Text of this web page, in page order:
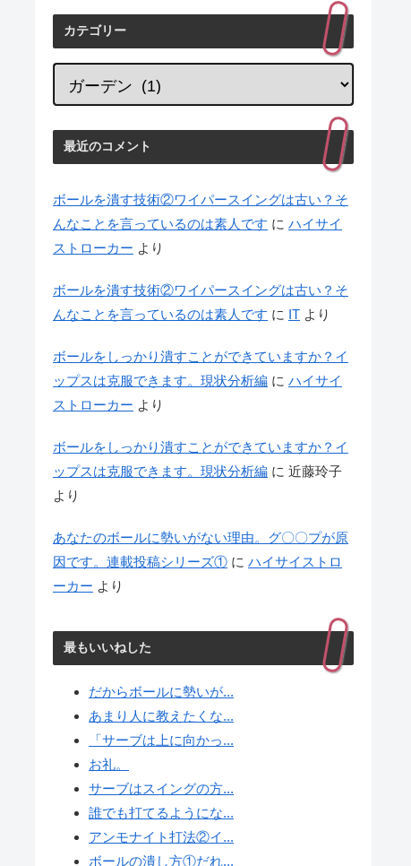
カテゴリー
最近のコメント
ボールを潰す技術②ワイパースイングは古い？そ
んなことを言っているのは素人です に ハイサイ
ストローカー より
ボールを潰す技術②ワイパースイングは古い？そ
んなことを言っているのは素人です に IT より
ボールをしっかり潰すことができていますか？イ
ップスは克服できます。現状分析編 に ハイサイ
ストローカー より
ボールをしっかり潰すことができていますか？イ
ップスは克服できます。現状分析編 に 近藤玲子
より
あなたのボールに勢いがない理由。グ〇〇プが原
因です。連載投稿シリーズ① に ハイサイストロ
ーカー より
最もいいねした
だからボールに勢いが...
あまり人に教えたくな...
「サーブは上に向かっ...
お礼。
サーブはスイングの方...
誰でも打てるようにな...
アンモナイト打法②イ...
ボールの潰し方①だれ...